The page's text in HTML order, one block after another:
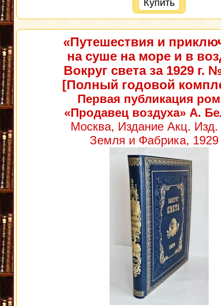
Купить
«Путешествия и
на суше на море и в
Вокруг света за 1929 г.
[Полный годовой
Первая публикация
«Продавец воздуха» А.
Москва, Издание Акц.
Земля и Фабрика, 1929